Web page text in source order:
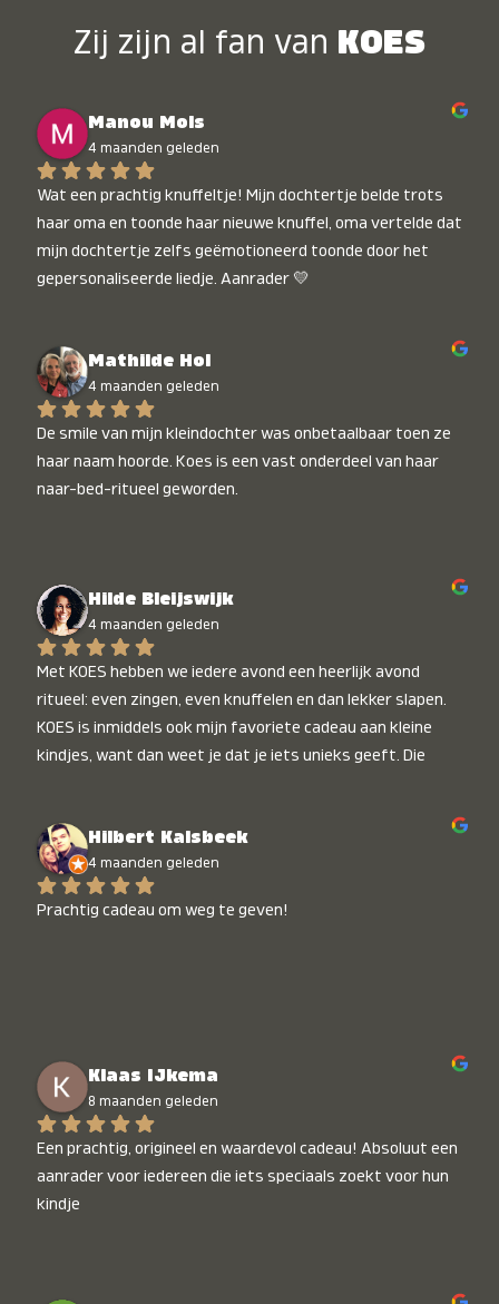
Zij zijn al fan van KOES
Manou Mols
4 maanden geleden
Wat een prachtig knuffeltje! Mijn dochtertje belde trots
haar oma en toonde haar nieuwe knuffel, oma vertelde dat
mijn dochtertje zelfs geëmotioneerd toonde door het
gepersonaliseerde liedje. Aanrader 💛
Mathilde Hol
4 maanden geleden
De smile van mijn kleindochter was onbetaalbaar toen ze
haar naam hoorde. Koes is een vast onderdeel van haar
naar-bed-ritueel geworden.
Hilde Bleijswijk
4 maanden geleden
Met KOES hebben we iedere avond een heerlijk avond
ritueel: even zingen, even knuffelen en dan lekker slapen.
KOES is inmiddels ook mijn favoriete cadeau aan kleine
kindjes, want dan weet je dat je iets unieks geeft. Die
Hilbert Kalsbeek
4 maanden geleden
Prachtig cadeau om weg te geven!
Klaas IJkema
8 maanden geleden
Een prachtig, origineel en waardevol cadeau! Absoluut een
aanrader voor iedereen die iets speciaals zoekt voor hun
kindje